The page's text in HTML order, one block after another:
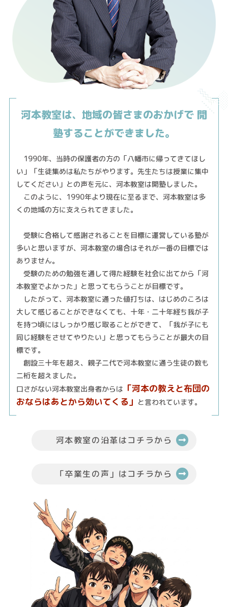
河本教室は、地域の皆さまのおかげで 開
塾することができました。
1990年、当時の保護者の方の「八幡市に帰ってきてほし
い」「生徒集めは私たちがやります。先生たちは授業に集中
してください」との声を元に、河本教室は開塾しました。
このように、1990年より現在に至るまで、河本教室は多
くの地域の方に支えられてきました。
受験に合格して感謝されることを目標に運営している塾が
多いと思いますが、河本教室の場合はそれが一番の目標では
ありません。
受験のための勉強を通して得た経験を社会に出てから「河
本教室でよかった」と思ってもらうことが目標です。
したがって、河本教室に通った値打ちは、はじめのころは
大して感じることができなくても、十年・二十年経ち我が子
を持つ頃にはしっかり感じ取ることができて、「我が子にも
同じ経験をさせてやりたい」と思ってもらうことが最大の目
標です。
創設三十年を超え、親子二代で河本教室に通う生徒の数も
二桁を超えました。
口さがない河本教室出身者からは 「河本の教えと布団の
おならはあとから効いてくる」 と言われています。
河本教室の沿革はコチラから
「卒業生の声」はコチラから